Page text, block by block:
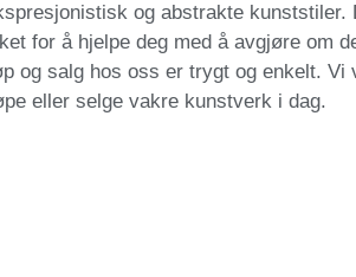
og abstrakte kunststiler.
for å hjelpe deg med å avgjøre om
og salg hos oss er trygt og enkelt. Vi
eller selge vakre kunstverk i dag.